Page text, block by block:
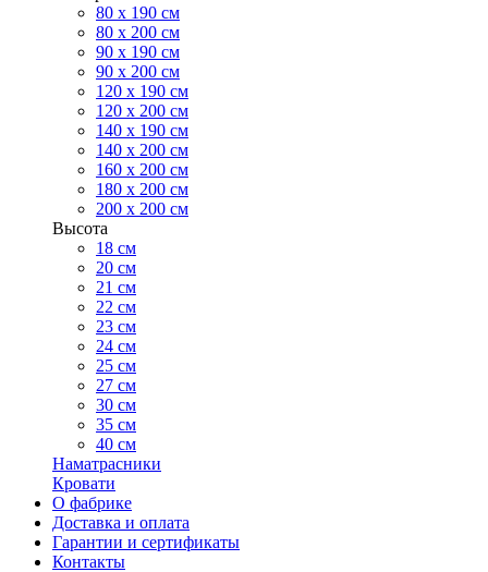
80 х 190 см
80 х 200 см
90 х 190 см
90 х 200 см
120 х 190 см
120 х 200 см
140 х 190 см
140 х 200 см
160 х 200 см
180 х 200 см
200 х 200 см
Высота
18 см
20 см
21 см
22 см
23 см
24 см
25 см
27 см
30 см
35 см
40 см
Наматрасники
Кровати
О фабрике
Доставка и оплата
Гарантии и сертификаты
Контакты